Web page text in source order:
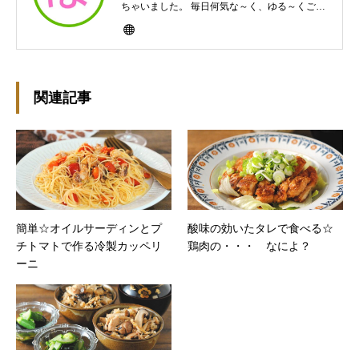
ちゃいました。 毎日何気な～く、ゆる～くご飯
作ってますんで、ゆる～い感じで見て頂けたら
関連記事
簡単☆オイルサーディンとプ
チトマトで作る冷製カッペリ
ーニ
酸味の効いたタレで食べる☆
鶏肉の・・・ なによ？